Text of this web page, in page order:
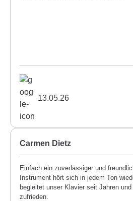
13.05.26
Carmen Dietz
Einfach ein zuverlässiger und
Instrument hört sich in jedem Ton
begleitet unser Klavier seit Jahren
zufrieden.